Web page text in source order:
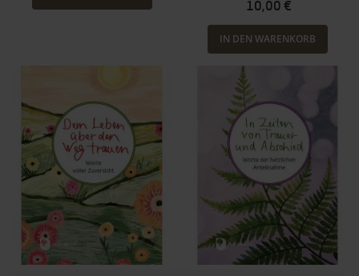
10,00 €
IN DEN WARENKORB